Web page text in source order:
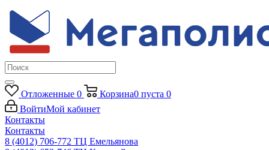
Отложенные 0 Корзина0 пуста 0
ВойтиМой кабинет
Контакты
Контакты
8 (4012) 706-772 ТЦ Емельянова